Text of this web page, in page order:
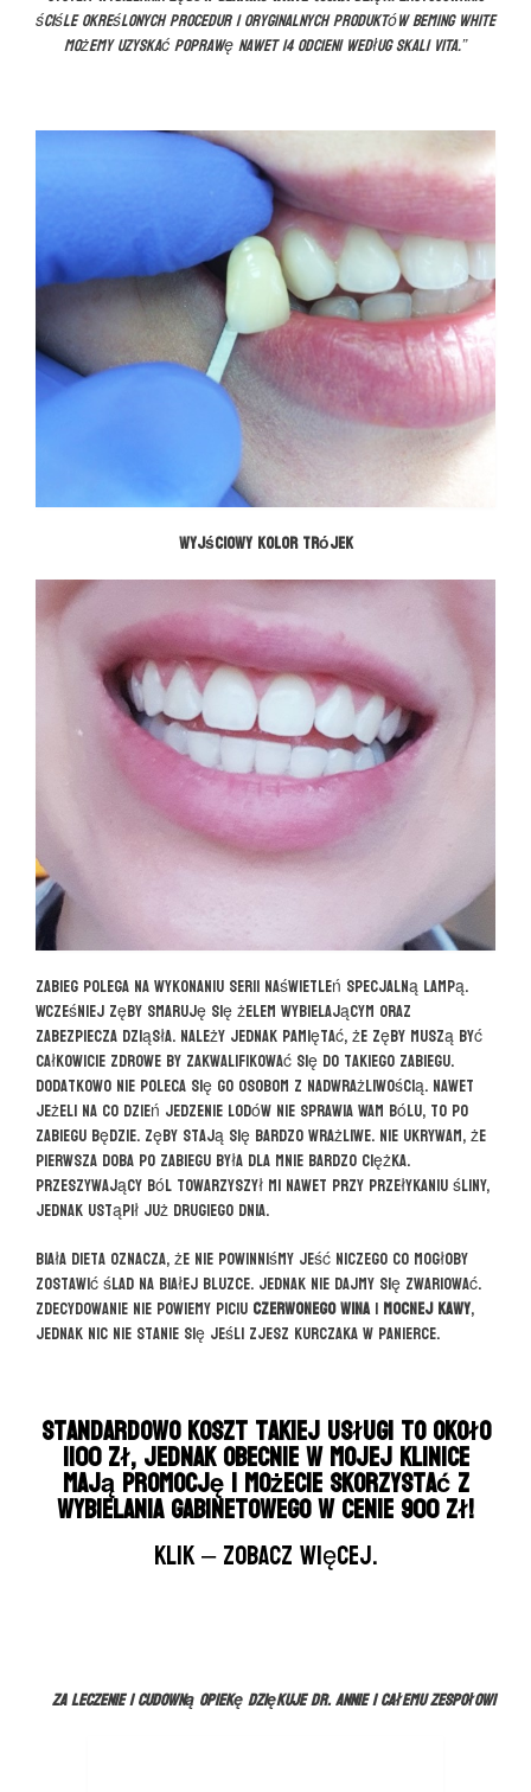
ściśle określonych procedur i oryginalnych produktów Beming White
możemy uzyskać poprawę nawet 14 odcieni według skali VITA.”
wyjściowy kolor trójek
Zabieg polega na wykonaniu serii naświetleń specjalną lampą.
Wcześniej zęby smaruję się żelem wybielającym oraz
zabezpiecza dziąsła. Należy jednak pamiętać, że zęby muszą być
całkowicie zdrowe by zakwalifikować się do takiego zabiegu.
Dodatkowo nie poleca się go osobom z nadwrażliwością. Nawet
jeżeli na co dzień jedzenie lodów nie sprawia Wam bólu, to po
zabiegu będzie. Zęby stają się bardzo wrażliwe. Nie ukrywam, że
pierwsza doba po zabiegu była dla mnie bardzo ciężka.
Przeszywający ból towarzyszył mi nawet przy przełykaniu śliny,
jednak ustąpił już drugiego dnia.
Biała dieta oznacza, że nie powinniśmy jeść niczego co mogłoby
zostawić ślad na białej bluzce. Jednak nie dajmy się zwariować.
Zdecydowanie nie powiemy piciu czerwonego winai mocnej kawy,
jednak nic nie stanie się jeśli zjesz kurczaka w panierce.
Standardowo koszt takiej usługi to około
1100 zł, jednak obecnie w mojej klinice
mają promocję i możecie skorzystać z
wybielania gabinetowego w cenie 900 zł!
KLIK – zobacz więcej.
Za leczenie i cudowną opiekę dziękuje dr. Annie i całemu zespołowi